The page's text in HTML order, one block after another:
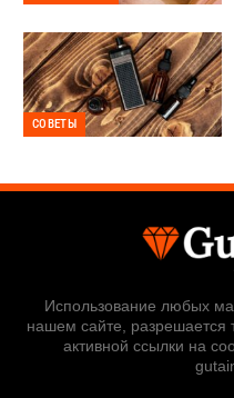
СОВЕТЫ
Использование любых
нашем сайте, разрешается
активной ссылки на